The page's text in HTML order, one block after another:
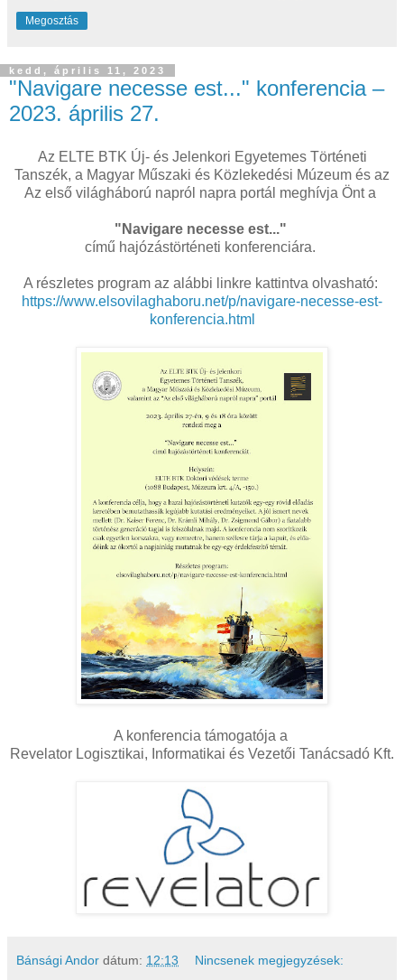
Megosztás
kedd, április 11, 2023
"Navigare necesse est..." konferencia –
2023. április 27.
Az ELTE BTK Új- és Jelenkori Egyetemes Történeti
Tanszék, a Magyar Műszaki és Közlekedési Múzeum és az
Az első világháború napról napra portál meghívja Önt a
"Navigare necesse est..."
című hajózástörténeti konferenciára.
A részletes program az alábbi linkre kattintva olvasható:
https://www.elsovilaghaboru.net/p/navigare-necesse-est-
konferencia.html
A konferencia támogatója a
Revelator Logisztikai, Informatikai és Vezetői Tanácsadó Kft.
Bánsági Andor dátum: 12:13 Nincsenek megjegyzések: